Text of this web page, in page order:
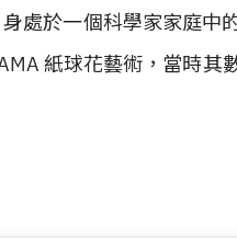
處於一個科學家家庭中
紙球花藝術，當時其